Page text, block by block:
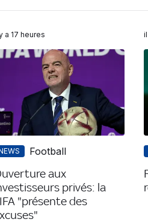
a 17 heures
Football
aux
privés: la
"présente des